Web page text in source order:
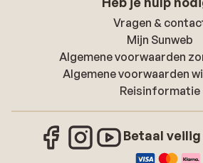
Vragen &
Mijn Sunweb
Algemene voorwaarden
Algemene voorwaarden
Reisinformatie
Betaal